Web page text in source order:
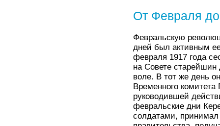
От Февраля
Февральскую
дней был активным
февраля 1917 года
на Совете
воле. В тот же день
Временного
руководившей
февральские дни
солдатами, принимал